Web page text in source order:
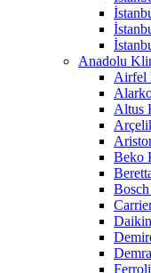
Anadolu
Airfel
Altus
Beko